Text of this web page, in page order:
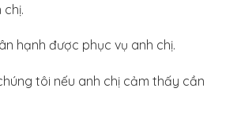
hạnh được phục vụ anh chị.
tôi nếu anh chị cảm thấy cần